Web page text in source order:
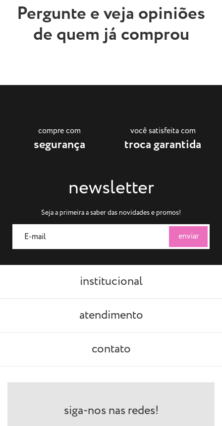
Pergunte e veja opiniões
de quem já comprou
compre com
segurança
você satisfeita com
troca garantida
newsletter
Seja a primeira a saber das novidades e promos!
institucional
atendimento
contato
siga-nos nas redes!